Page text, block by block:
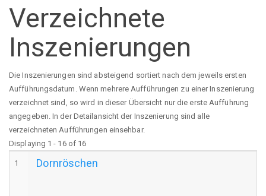
Verzeichnete
Inszenierungen
Die Inszenierungen sind absteigend sortiert nach dem jeweils ersten
Aufführungsdatum. Wenn mehrere Aufführungen zu einer Inszenierung
verzeichnet sind, so wird in dieser Übersicht nur die erste Aufführung
angegeben. In der Detailansicht der Inszenierung sind alle
verzeichneten Aufführungen einsehbar.
Displaying 1 - 16 of 16
1 Dornröschen